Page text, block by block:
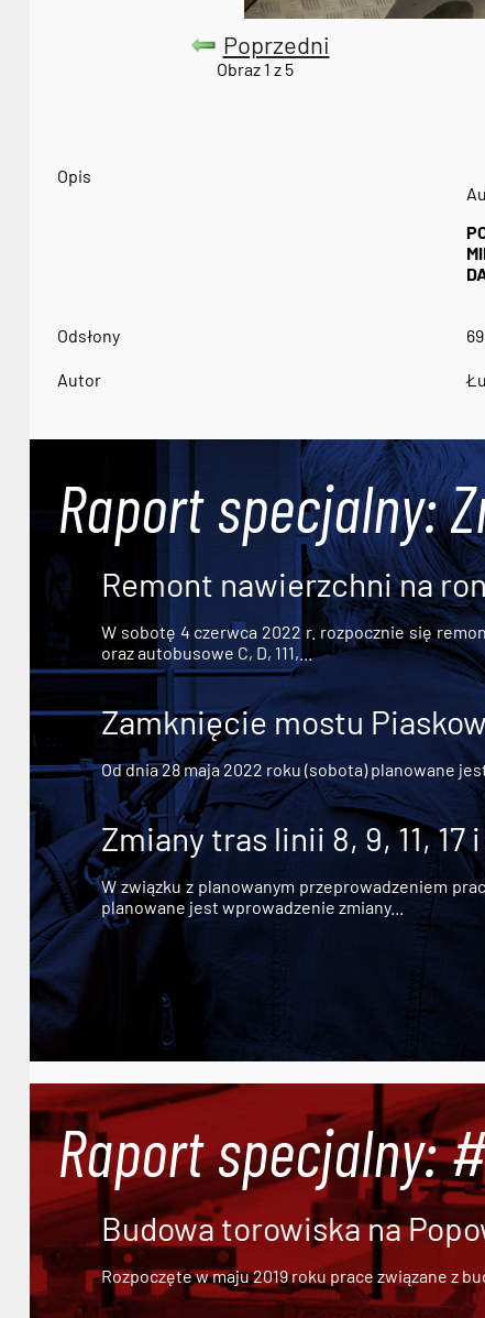
Poprzedni
Obraz 1 z 5
Opis
Odsłony
Autor
Raport specjalny:
Remont nawierzchni na
W sobotę 4 czerwca 2022 r. rozpocznie się
oraz autobusowe C, D, 111,...
Zamknięcie mostu
Od dnia 28 maja 2022 roku (sobota) planowane
Zmiany tras linii 8, 9, 11, 17
W związku z planowanym przeprowadzeniem
planowane jest wprowadzenie zmiany...
Raport specjalny:
Budowa torowiska na
Rozpoczęte w maju 2019 roku prace związane z